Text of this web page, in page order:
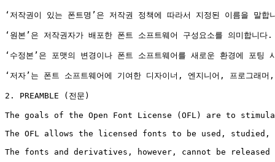
‘저작권이 있는 폰트명’은 저작권 정책에 따라서 지정된 이름을 말합
‘원본’은 저작권자가 배포한 폰트 소프트웨어 구성요소를 의미합니다.
‘수정본’은 포맷의 변경이나 폰트 소프트웨어를 새로운 환경에 포
‘저자’는 폰트 소프트웨어에 기여한 디자이너, 엔지니어, 프로그래
2. PREAMBLE (전문)
The goals of the Open Font License (OFL) are to
The OFL allows the licensed fonts to be used,
The fonts and derivatives, however, cannot be